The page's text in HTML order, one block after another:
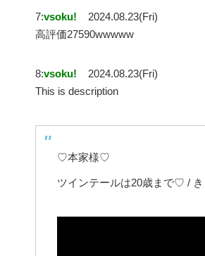
7:vsoku!
2024.08.23(Fri)
高評価27590wwwww
8:vsoku!
2024.08.23(Fri)
This is description
♡本家様♡
ツインテールは20歳まで♡ /